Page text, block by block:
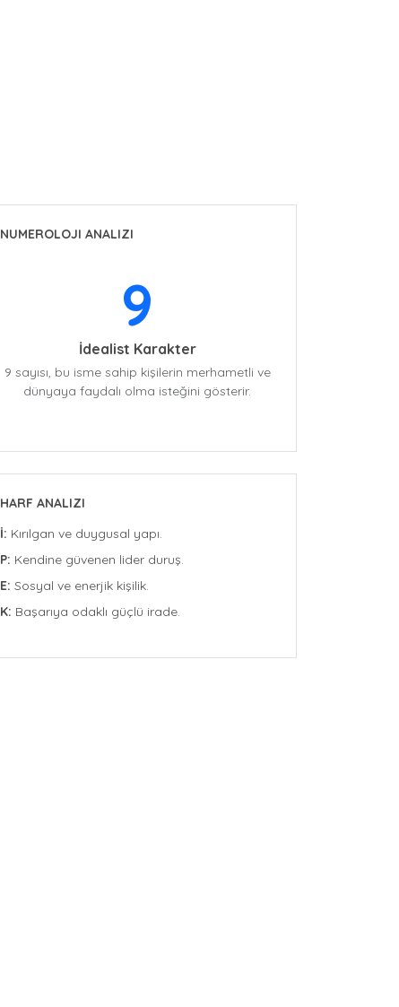
NUMEROLOJI ANALIZI
9
İdealist Karakter
9 sayısı, bu isme sahip kişilerin merhametli ve
dünyaya faydalı olma isteğini gösterir.
HARF ANALIZI
İ: Kırılgan ve duygusal yapı.
P: Kendine güvenen lider duruş.
E: Sosyal ve enerjik kişilik.
K: Başarıya odaklı güçlü irade.